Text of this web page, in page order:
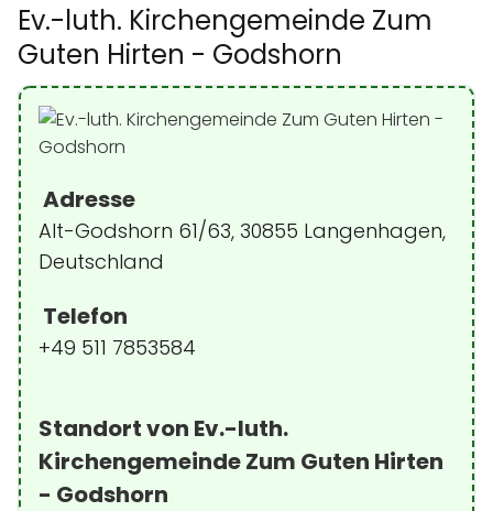
Ev.-luth. Kirchengemeinde Zum
Guten Hirten - Godshorn
Adresse
Alt-Godshorn 61/63, 30855 Langenhagen,
Deutschland
Telefon
+49 511 7853584
Standort von Ev.-luth.
Kirchengemeinde Zum Guten Hirten
- Godshorn